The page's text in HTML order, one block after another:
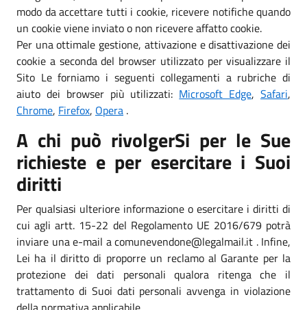
modo da accettare tutti i cookie, ricevere notifiche quando
un cookie viene inviato o non ricevere affatto cookie.
Per una ottimale gestione, attivazione e disattivazione dei
cookie a seconda del browser utilizzato per visualizzare il
Sito Le forniamo i seguenti collegamenti a rubriche di
aiuto dei browser più utilizzati: Microsoft Edge,Safari,
Chrome, Firefox, Opera .
A chi può rivolgerSi per le Sue
richieste e per esercitare i Suoi
diritti
Per qualsiasi ulteriore informazione o esercitare i diritti di
cui agli artt. 15-22 del Regolamento UE 2016/679 potrà
inviare una e-mail a comunevendone@legalmail.it . Infine,
Lei ha il diritto di proporre un reclamo al Garante per la
protezione dei dati personali qualora ritenga che il
trattamento di Suoi dati personali avvenga in violazione